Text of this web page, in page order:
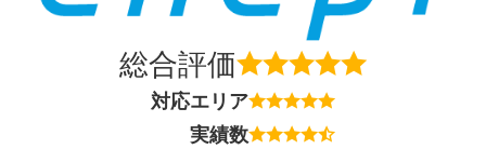
総合評価
対応エリア
実績数